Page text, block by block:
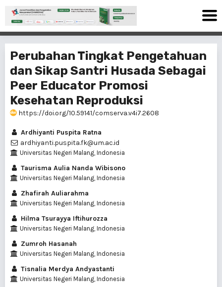
Perubahan Tingkat Pengetahuan
dan Sikap Santri Husada Sebagai
Peer Educator Promosi
Kesehatan Reproduksi
https://doi.org/10.59141/comserva.v4i7.2608
Ardhiyanti Puspita Ratna
ardhiyanti.puspita.fk@um.ac.id
Universitas Negeri Malang, Indonesia
Taurisma Aulia Nanda Wibisono
Universitas Negeri Malang, Indonesia
Zhafirah Auliarahma
Universitas Negeri Malang, Indonesia
Hilma Tsurayya Iftihurozza
Universitas Negeri Malang, Indonesia
Zumroh Hasanah
Universitas Negeri Malang, Indonesia
Tisnalia Merdya Andyastanti
Universitas Negeri Malang, Indonesia